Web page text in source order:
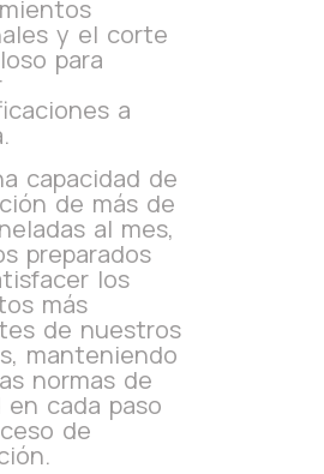
y el corte
para
a
capacidad de
de más de
al mes,
preparados
los
más
de nuestros
manteniendo
normas de
en cada paso
de